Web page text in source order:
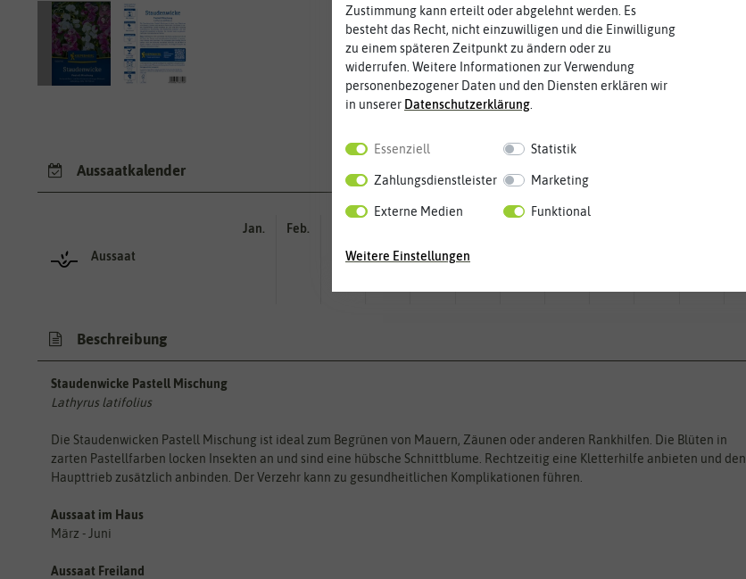
Aussaatkalender
Aussaat
Jan. Feb.
Beschreibung
Staudenwicke Pastell Mischung
Lathyrus latifolius
Die Staudenwicken Pastell Mischung ist ideal zum Begrünen von Mauern, Zäunen oder anderen Rankhilfen. Die Blüten in
zarten Pastellfarben locken Insekten an und sind eine hübsche Schnittblume. Rechtzeitig eine Kletterhilfe anbieten und den
Haupttrieb zusätzlich anbinden. Der Verzehr kann zu gesundheitlichen Komplikationen führen.
Aussaat im Haus
März - Juni
Aussaat Freiland
Zustimmung kann erteilt oder abgelehnt werden. Es
besteht das Recht, nicht einzuwilligen und die Einwilligung
zu einem späteren Zeitpunkt zu ändern oder zu
widerrufen. Weitere Informationen zur Verwendung
personenbezogener Daten und den Diensten erklären wir
in unserer Daten­schutz­erklärung
Essenziell Statistik
Zahlungsdienstleister Marketing
Externe Medien Funktional
Weitere Einstellungen